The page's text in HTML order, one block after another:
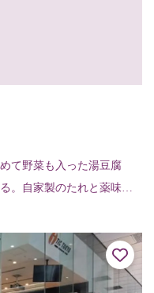
て野菜も入った湯豆腐
。自家製のたれと薬味が